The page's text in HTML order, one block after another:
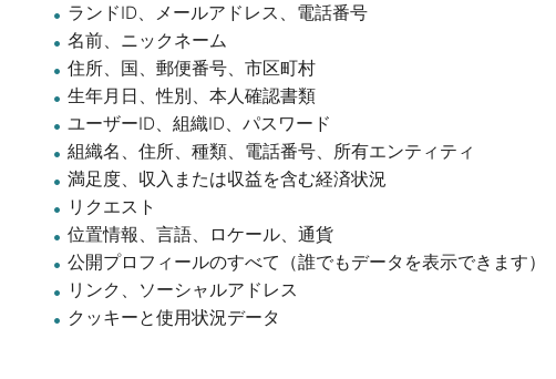
ランドID、メールアドレス、電話番号
名前、ニックネーム
住所、国、郵便番号、市区町村
生年月日、性別、本人確認書類
ユーザーID、組織ID、パスワード
組織名、住所、種類、電話番号、所有エンティティ
満足度、収入または収益を含む経済状況
リクエスト
位置情報、言語、ロケール、通貨
公開プロフィールのすべて（誰でもデータを表示できます）
リンク、ソーシャルアドレス
クッキーと使用状況データ